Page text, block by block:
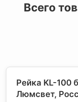
Всего
Рейка KL-100
Люмсвет,